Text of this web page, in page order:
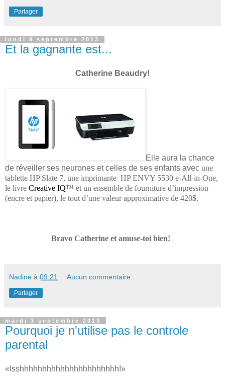
Partager
lundi 9 septembre 2013
Et la gagnante est...
Catherine Beaudry!
Elle aura la chance
de réveiller ses neurones et celles de ses enfants avec une
tablette HP Slate 7, une imprimante HP ENVY 5530 e-All-in-One,
le livre Creative IQ™ et un ensemble de fourniture d’impression
(encre et papier), le tout d’une valeur approximative de 420$.
Bravo Catherine et amuse-toi bien!
Nadine à 09:21 Aucun commentaire:
Partager
mardi 3 septembre 2013
Pourquoi je n'utilise pas le controle
parental
«Isshhhhhhhhhhhhhhhhhhhhhh!»